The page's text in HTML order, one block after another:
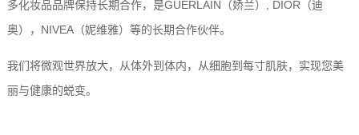
多化妆品品牌保持长期合作，是GUERLAIN （娇兰） , DIOR （迪
奥）， NIVEA（妮维雅）等的长期合作伙伴。
我们将微观世界放大，从体外到体内，从细胞到每寸肌肤，实现您美
丽与健康的蜕变。